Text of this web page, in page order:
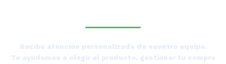
Recibe atención personalizada de nuestro equipo.
Te ayudamos a elegir el producto, gestionar tu compra